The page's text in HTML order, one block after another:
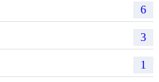
6
3
1